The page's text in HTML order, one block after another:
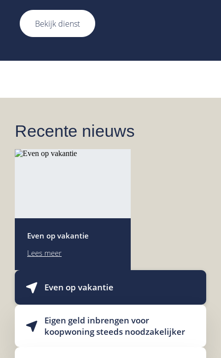
Bekijk dienst
Recente nieuws
Even op vakantie
Eigen geld inbrengen voor
koopwoning steeds noodzakelijker
Even op vakantie
Lees meer